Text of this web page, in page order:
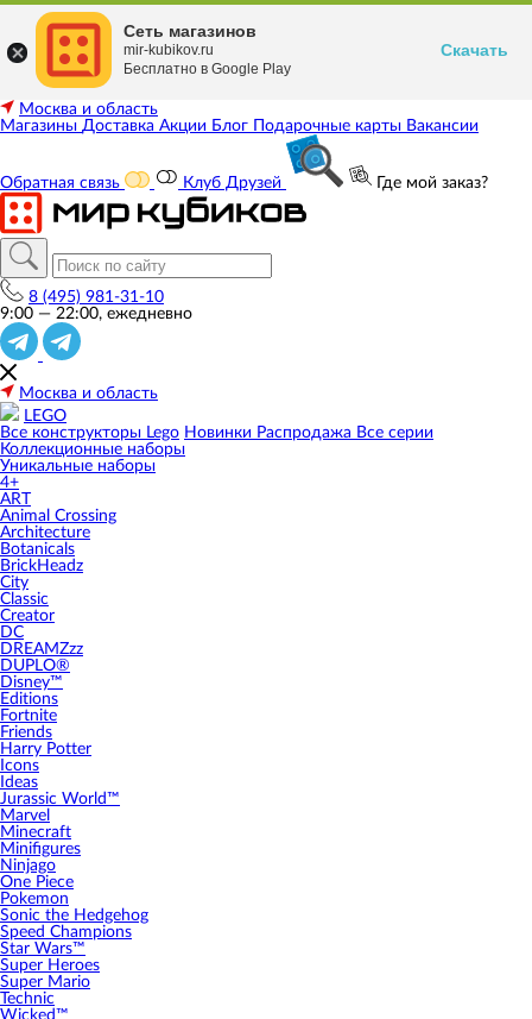
Москва и область
Магазины Доставка Акции Блог Подарочные карты Вакансии
Обратная связь Клуб Друзей Где мой заказ?
8 (495) 981-31-10
9:00 — 22:00, ежедневно
Москва и область
LEGO
Все конструкторы Lego Новинки Распродажа Все серии
Коллекционные наборы
Уникальные наборы
4+
ART
Animal Crossing
Architecture
Botanicals
BrickHeadz
City
Classic
Creator
DC
DREAMZzz
DUPLO®
Disney™
Editions
Fortnite
Friends
Harry Potter
Icons
Ideas
Jurassic World™
Marvel
Minecraft
Minifigures
Ninjago
One Piece
Pokemon
Sonic the Hedgehog
Speed Champions
Star Wars™
Super Heroes
Super Mario
Technic
Wicked™
Сеть магазинов
mir-kubikov.ru
Бесплатно в Google Play
Скачать